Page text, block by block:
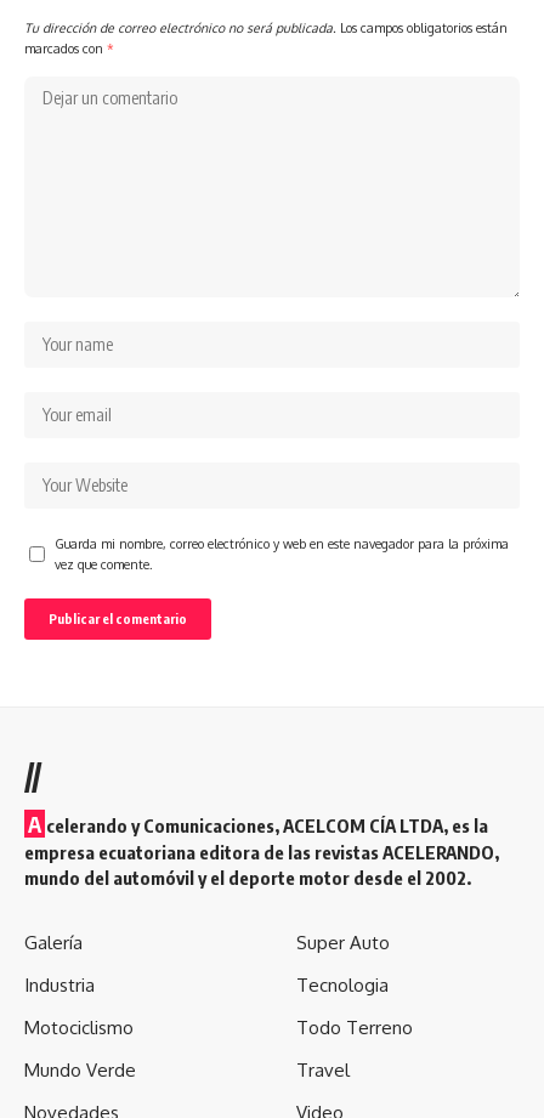
Tu dirección de correo electrónico no será publicada. Los campos obligatorios están
marcados con *
Guarda mi nombre, correo electrónico y web en este navegador para la próxima
vez que comente.
//
A celerando y Comunicaciones, ACELCOM CÍA LTDA, es la
empresa ecuatoriana editora de las revistas ACELERANDO,
mundo del automóvil y el deporte motor desde el 2002.
Galería
Industria
Motociclismo
Mundo Verde
Novedades
Super Auto
Tecnologia
Todo Terreno
Travel
Video